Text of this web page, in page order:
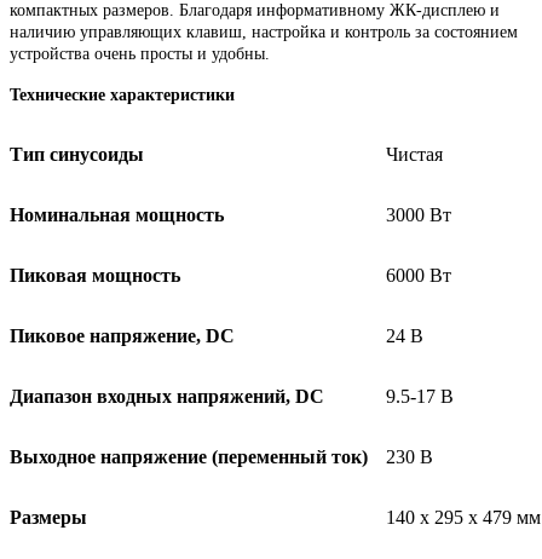
компактных размеров. Благодаря информативному ЖК-дисплею и
наличию управляющих клавиш, настройка и контроль за состоянием
устройства очень просты и удобны.
Технические характеристики
Тип синусоиды Чистая
Номинальная мощность 3000 Вт
Пиковая мощность 6000 Вт
Пиковое напряжение, DC 24 В
Диапазон входных напряжений, DC 9.5-17 В
Выходное напряжение (переменный ток) 230 В
Размеры 140 x 295 x 479 мм